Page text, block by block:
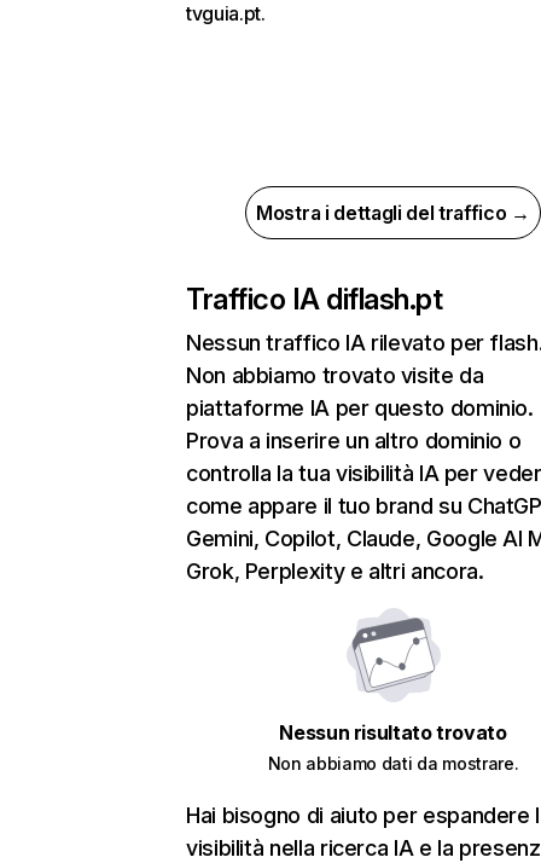
tvguia.pt.
Mostra i dettagli del traffico →
Traffico IA diflash.pt
Nessun traffico IA rilevato per
Non abbiamo trovato visite da
piattaforme IA per questo dominio.
Prova a inserire un altro dominio o
controlla la tua visibilità IA per
come appare il tuo brand su
Gemini, Copilot, Claude, Google AI
Grok, Perplexity e altri ancora.
Nessun risultato trovato
Non abbiamo dati da mostrare.
Hai bisogno di aiuto per espandere
visibilità nella ricerca IA e la